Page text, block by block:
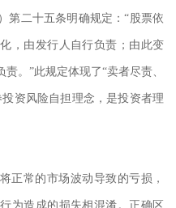
第二十五条明确规定：“股票依
，由发行人自行负责；由此变
。”此规定体现了“卖者尽责、
资风险自担理念，是投资者理
正常的市场波动导致的亏损，
为造成的损失相混淆。正确区